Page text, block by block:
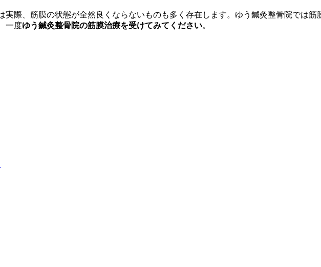
際、筋膜の状態が全然良くならないものも多く存在します。ゆう鍼灸整骨院では
一度ゆう鍼灸整骨院の筋膜治療を受けてみてください。